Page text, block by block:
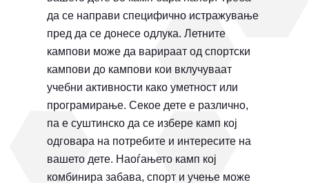
да се направи специфично истражување
пред да се донесе одлука. Летните
кампови може да варираат од спортски
кампови до кампови кои вклучуваат
учебни активности како уметност или
програмирање. Секое дете е различно,
па е суштинско да се избере камп кој
одговара на потребите и интересите на
вашето дете. Наоѓањето камп кој
комбинира забава, спорт и учење може